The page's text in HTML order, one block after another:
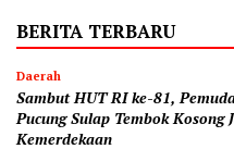
BERITA TERBARU
Daerah
Sambut HUT RI ke-81,
Pucung Sulap Tembok Kosong
Kemerdekaan